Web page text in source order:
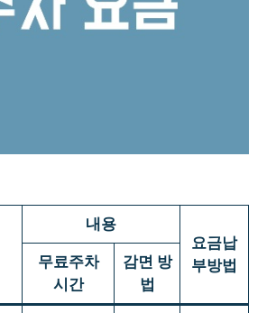
내용
요금납
부방법
무료주차
시간
감면 방
법